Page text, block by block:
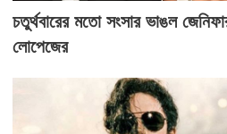
চতুর্থবারের মতো সংসার ভাঙল
লোপেজের